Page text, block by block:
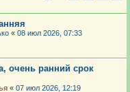
« 08 июл 2026, 07:33
очень ранний срок
« 07 июл 2026, 12:19